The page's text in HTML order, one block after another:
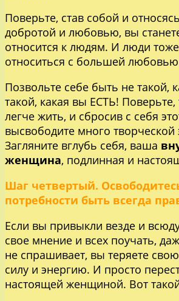
Поверьте, став собой и
добротой и любовью, вы
относится к людям. И люди тоже
относиться с большей
Позвольте себе быть не такой,
такой, какая вы ЕСТЬ! Поверьте,
легче жить, и сбросив с себя
высвободите много творческой
Загляните вглубь себя, ваша
женщина, подлинная и
Шаг четвертый.
потребности быть всегда
Если вы привыкли везде и
свое мнение и всех поучать,
не спрашивает, вы теряете
силу и энергию. И просто
настоящей женщиной. Вот